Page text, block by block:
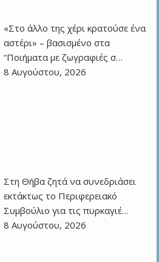
«Στο άλλο της χέρι κρατούσε ένα
αστέρι» – βασισμένο στα
“Ποιήματα με ζωγραφιές σ…
8 Αυγούστου, 2026
Στη Θήβα ζητά να συνεδριάσει
εκτάκτως το Περιφερειακό
Συμβούλιο για τις πυρκαγιέ…
8 Αυγούστου, 2026